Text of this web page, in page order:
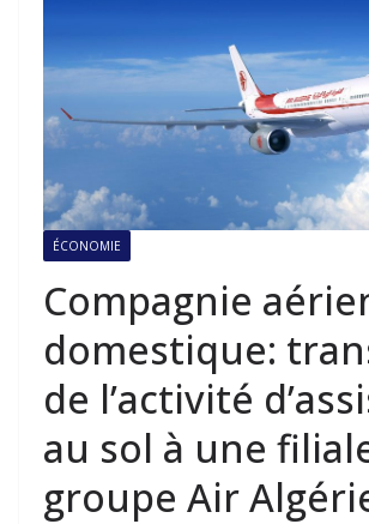
ÉCONOMIE
Compagnie
domestique:
de l’activité
au sol à une
groupe Air